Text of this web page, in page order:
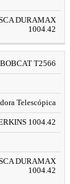
DURAMAX
1004.42
BOBCAT T2566
Telescópica
1004.42
DURAMAX
1004.42